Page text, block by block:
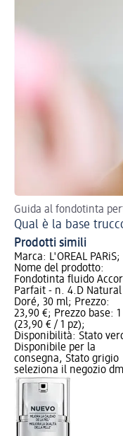
Guida al fondotinta
Qual è la base
Prodotti simili
Marca: L'ORÉAL PARiS;
Nome del prodotto:
Fondotinta fluido
Parfait - n. 4.D Natural
Doré, 30 ml; Prezzo:
23,90 €; Prezzo base: 1
(23,90 € / 1 pz);
Disponibilità: Stato
Disponibile per la
consegna, Stato grigio
seleziona il negozio dm